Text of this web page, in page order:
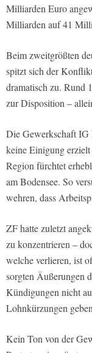
Milliarden Euro
Milliarden auf 41
Beim zweitgrößten
spitzt sich der
dramatisch zu. Rund
zur Disposition –
Die Gewerkschaft IG
keine Einigung
Region fürchtet
am Bodensee. So
wehren, dass
ZF hatte zuletzt
zu konzentrieren –
welche verlieren, ist
sorgten Äußerungen
Kündigungen nicht
Lohnkürzungen
Kein Ton von der